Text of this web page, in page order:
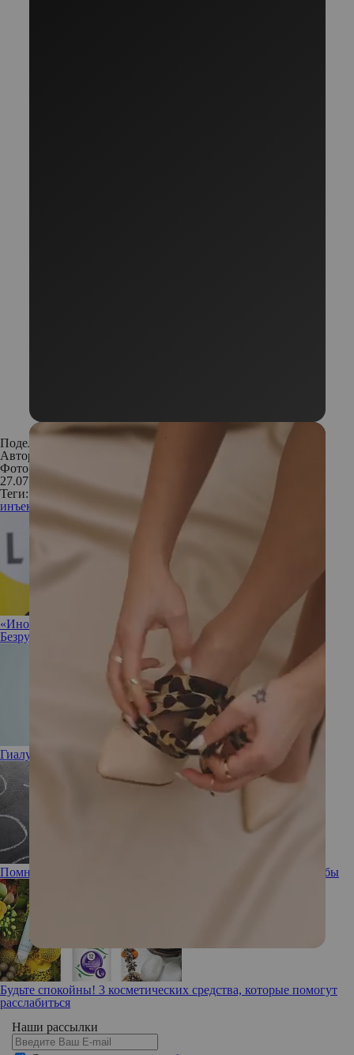
Поделиться:
Автор:
Екатерина Семенова
Фото: Istockphoto
27.07.2019
Теги:
инъекционные методики
«Иногда полезно разрешить себе ничего не делать»: Ирина
Безрукова не против прокрастинации
Гиалуроновая кислота: полезна или вредна
Помнишь ли ты: забывчивость, ее причины и способы борьбы
Будьте спокойны! 3 косметических средства, которые помогут
расслабиться
Наши рассылки